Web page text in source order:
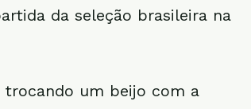
da seleção brasileira na
trocando um beijo com a